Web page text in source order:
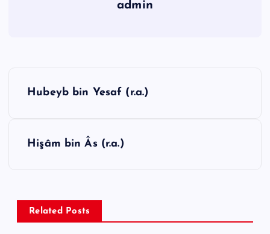
admin
Hubeyb bin Yesaf (r.a.)
Hişâm bin Âs (r.a.)
Related Posts